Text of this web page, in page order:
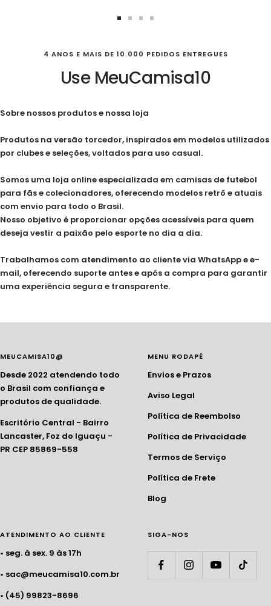
Ir
slide
Ir
slide
Ir
slide
Ir
slide
4 ANOS E MAIS DE 10.000 PEDIDOS ENTREGUES
Use MeuCamisa10
Sobre nossos produtos e nossa loja
Produtos na versão torcedor, inspirados em modelos utilizados
por clubes e seleções, voltados para uso casual.
Somos uma loja online especializada em camisas de futebol
para fãs e colecionadores, oferecendo modelos retrô e atuais
com envio para todo o Brasil.
Nosso objetivo é proporcionar opções acessíveis para quem
deseja vestir a paixão pelo esporte no dia a dia.
Trabalhamos com atendimento ao cliente via WhatsApp e e-
mail, oferecendo suporte antes e após a compra para garantir
uma experiência segura e transparente.
MEUCAMISA10@
Desde 2022 atendendo todo
o Brasil com confiança e
produtos de qualidade.
Escritório Central - Bairro
Lancaster, Foz do Iguaçu -
PR CEP 85869-558
MENU RODAPÉ
Envios e Prazos
Aviso Legal
Política de Reembolso
Política de Privacidade
Termos de Serviço
Política de Frete
Blog
ATENDIMENTO AO CLIENTE
• seg. à sex. 9 às 17h
• sac@meucamisa10.com.br
• (45) 99823-8696
SIGA-NOS